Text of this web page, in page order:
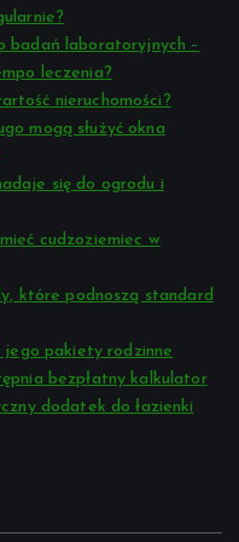
badań laboratoryjnych –
leczenia?
nieruchomości?
mogą służyć okna
się do ogrodu i
cudzoziemiec w
które podnoszą standard
pakiety rodzinne
bezpłatny kalkulator
dodatek do łazienki